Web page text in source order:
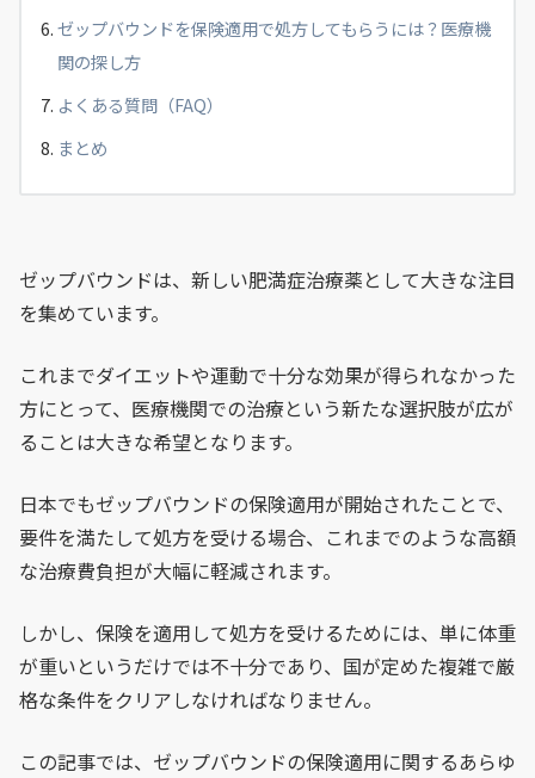
ゼップバウンドを保険適用で処方してもらうには？医療機
関の探し方
よくある質問（FAQ）
まとめ
ゼップバウンドは、新しい肥満症治療薬として大きな注目
を集めています。
これまでダイエットや運動で十分な効果が得られなかった
方にとって、医療機関での治療という新たな選択肢が広が
ることは大きな希望となります。
日本でもゼップバウンドの保険適用が開始されたことで、
要件を満たして処方を受ける場合、これまでのような高額
な治療費負担が大幅に軽減されます。
しかし、保険を適用して処方を受けるためには、単に体重
が重いというだけでは不十分であり、国が定めた複雑で厳
格な条件をクリアしなければなりません。
この記事では、ゼップバウンドの保険適用に関するあらゆ